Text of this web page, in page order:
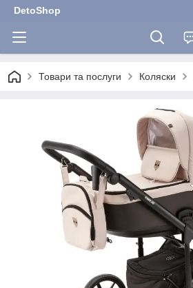
DetoShop
Товари та послуги Коляски